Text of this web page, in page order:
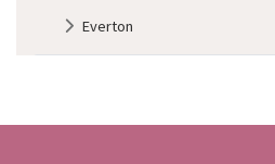
Everton